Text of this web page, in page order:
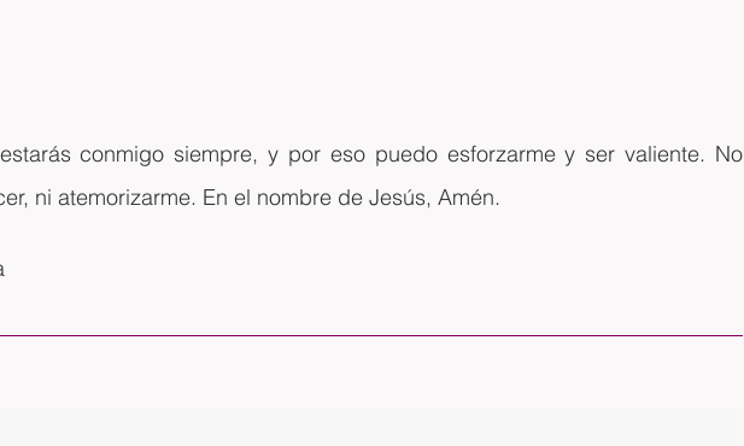
conmigo siempre, y por eso puedo esforzarme y ser valiente. No
ni atemorizarme. En el nombre de Jesús, Amén.